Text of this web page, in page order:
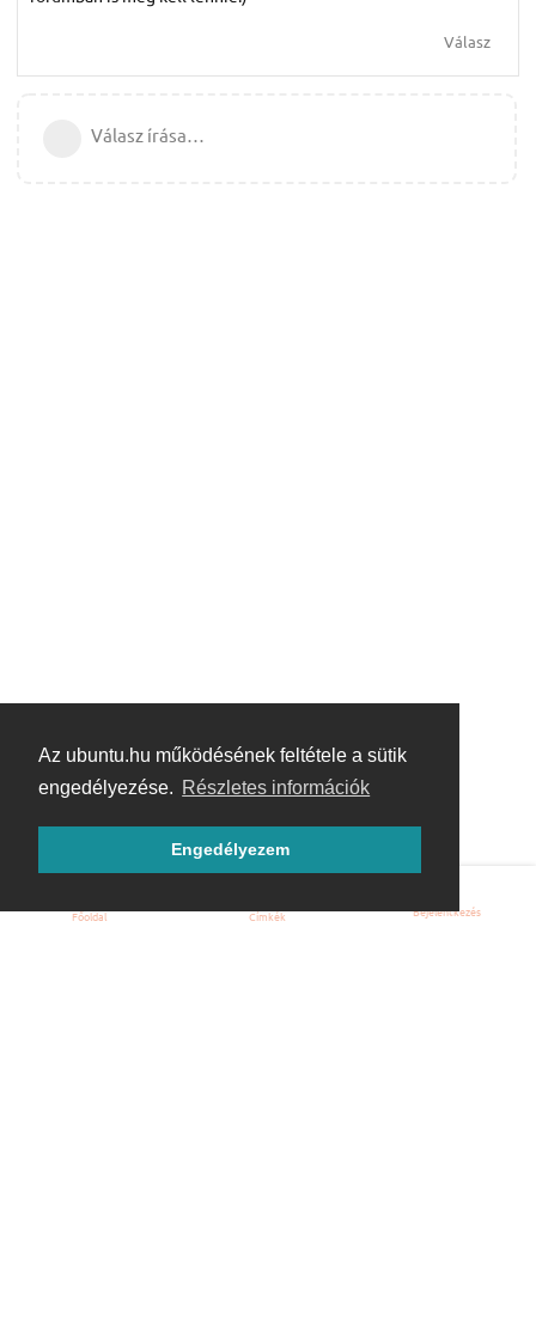
Az ubuntu.hu működésének feltétele a sütik
engedélyezése. Részletes információk
Engedélyezem
Válasz
Válasz írása…
Főoldal Címkék Bejelentkezés